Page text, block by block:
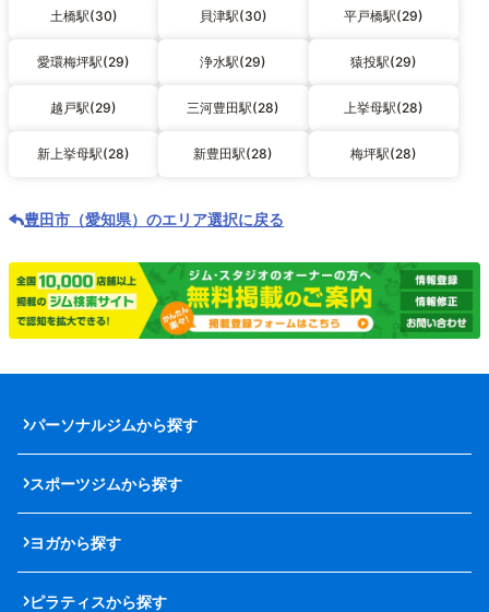
土橋駅(30) 貝津駅(30) 平戸橋駅(29)
愛環梅坪駅(29) 浄水駅(29) 猿投駅(29)
越戸駅(29) 三河豊田駅(28) 上挙母駅(28)
新上挙母駅(28) 新豊田駅(28) 梅坪駅(28)
豊田市（愛知県）のエリア選択に戻る
パーソナルジムから探す
スポーツジムから探す
ヨガから探す
ピラティスから探す